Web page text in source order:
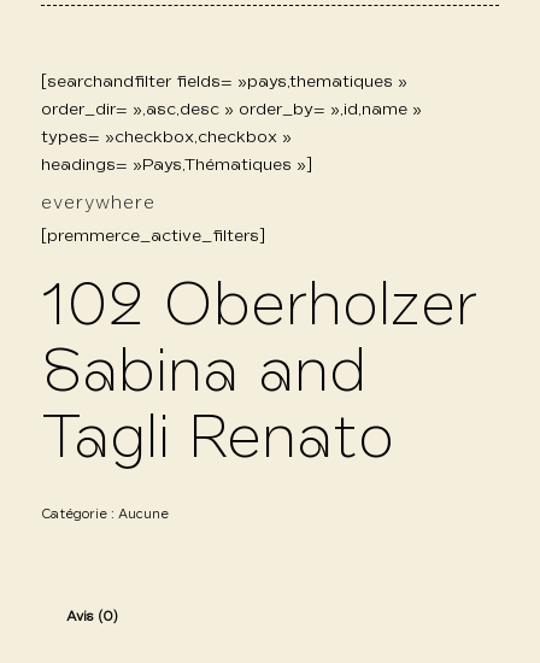
[searchandfilter fields= »pays,thematiques »
order_dir= »,asc,desc » order_by= »,id,name »
types= »checkbox,checkbox »
headings= »Pays,Thématiques »]
everywhere
[premmerce_active_filters]
102 Oberholzer
Sabina and
Tagli Renato
Catégorie : Aucune
Avis (0)